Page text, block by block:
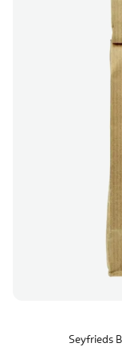
Seyfrieds